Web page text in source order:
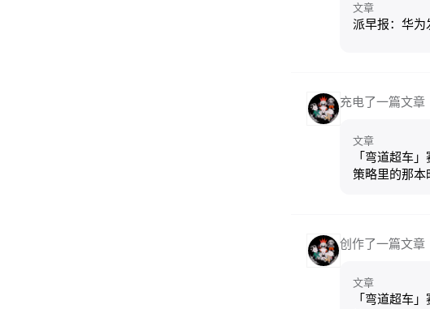
文章
派早报：华
充电了一篇文章
文章
「弯道超车
策略里的那本
创作了一篇文章
文章
「弯道超车